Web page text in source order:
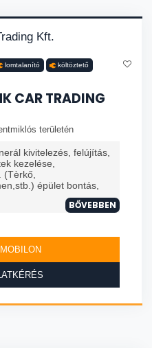
lomtalanító költöztető
CAR TRADING
területén
kivitelezés, felújítás,
kezelése,
(Tèrkő,
épület bontás,
BŐVEBBEN